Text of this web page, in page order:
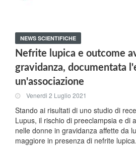
NEWS SCIENTIFICHE
Nefrite lupica e outcome
gravidanza, documentata
un'associazione
Venerdi 2 Luglio 2021
Stando ai risultati di uno studio di
Lupus, il rischio di preeclampsia e di
nelle donne in gravidanza affette da
maggiore in presenza di nefrite lupica.